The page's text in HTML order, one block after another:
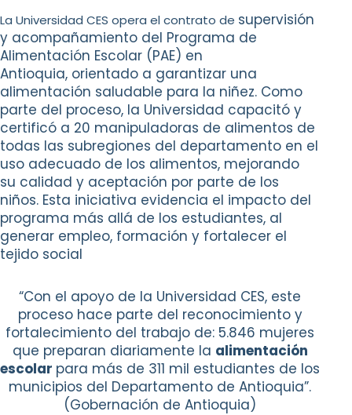
La Universidad CES opera el contrato de supervisión
y acompañamiento del Programa de
Alimentación Escolar (PAE) en
Antioquia, orientado a garantizar una
alimentación saludable para la niñez. Como
parte del proceso, la Universidad capacitó y
certificó a 20 manipuladoras de alimentos de
todas las subregiones del departamento en el
uso adecuado de los alimentos, mejorando
su calidad y aceptación por parte de los
niños. Esta iniciativa evidencia el impacto del
programa más allá de los estudiantes, al
generar empleo, formación y fortalecer el
tejido social
“Con el apoyo de la Universidad CES, este
proceso hace parte del reconocimiento y
fortalecimiento del trabajo de: 5.846 mujeres
que preparan diariamente la alimentación
escolar para más de 311 mil estudiantes de los
municipios del Departamento de Antioquia”.
(Gobernación de Antioquia)